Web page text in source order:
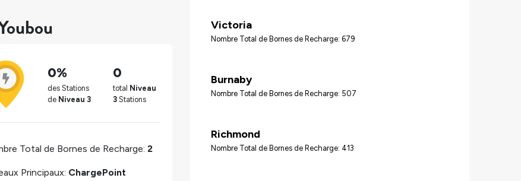
0%
des Stations
de Niveau 3
0
total Niveau
3 Stations
Total de Bornes de Recharge: 2
Principaux: ChargePoint
Victoria
Nombre Total de Bornes de Recharge: 679
Burnaby
Nombre Total de Bornes de Recharge: 507
Richmond
Nombre Total de Bornes de Recharge: 413